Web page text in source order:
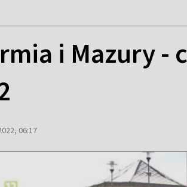
i Mazury -
06:17